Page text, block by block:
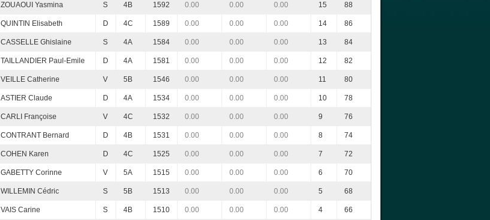
ZOUAOUI Yasmina S 4B 1592 0.00 0.00 0.00 15 88
QUINTIN Elisabeth D 4C 1589 0.00 0.00 0.00 14 86
CASSELLE Ghislaine S 4A 1584 0.00 0.00 0.00 13 84
TAILLANDIER Paul-Emile D 4A 1581 0.00 0.00 0.00 12 82
VEILLE Catherine V 5B 1546 0.00 0.00 0.00 11 80
ASTIER Claude D 4A 1534 0.00 0.00 0.00 10 78
CARLI Françoise V 4C 1532 0.00 0.00 0.00 9 76
CONTRANT Bernard D 4B 1531 0.00 0.00 0.00 8 74
COHEN Karen D 4C 1525 0.00 0.00 0.00 7 72
GABETTY Corinne V 5A 1515 0.00 0.00 0.00 6 70
WILLEMIN Cédric S 5B 1513 0.00 0.00 0.00 5 68
VAIS Carine S 4B 1510 0.00 0.00 0.00 4 66